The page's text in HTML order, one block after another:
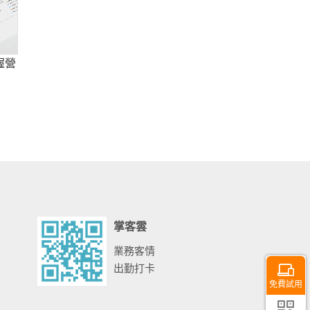
營
免費試用
掌客雲
業務客情
出勤打卡